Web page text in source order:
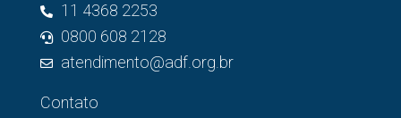
11 4368 2253
0800 608 2128
atendimento@adf.org.br
Contato